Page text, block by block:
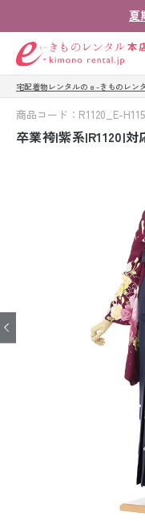
夏
ゲスト
お気に入り
着物の種類から探す
七五三レンタル
訪問着・付下げレンタル
宅配着物レンタルのｅ-きものレン
商品コード：R1120_E-
卒業袴|紫系|R1120|対